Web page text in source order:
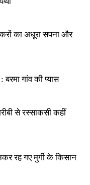
का अधूरा सपना और
गांव की प्यास
से रस्साकसी कहीं
रह गए मुर्गी के किसान